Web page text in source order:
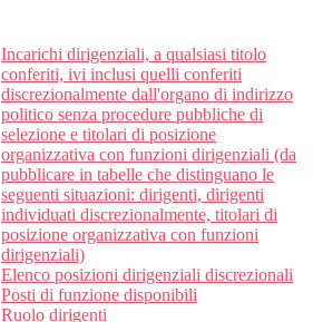
Incarichi dirigenziali, a qualsiasi titolo
conferiti, ivi inclusi quelli conferiti
discrezionalmente dall'organo di indirizzo
politico senza procedure pubbliche di
selezione e titolari di posizione
organizzativa con funzioni dirigenziali (da
pubblicare in tabelle che distinguano le
seguenti situazioni: dirigenti, dirigenti
individuati discrezionalmente, titolari di
posizione organizzativa con funzioni
dirigenziali)
Elenco posizioni dirigenziali discrezionali
Posti di funzione disponibili
Ruolo dirigenti